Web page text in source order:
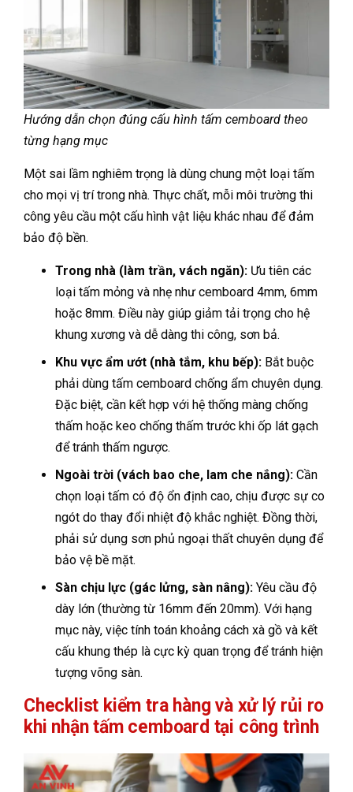
Hướng dẫn chọn đúng cấu hình tấm cemboard theo
từng hạng mục
Một sai lầm nghiêm trọng là dùng chung một loại tấm
cho mọi vị trí trong nhà. Thực chất, mỗi môi trường thi
công yêu cầu một cấu hình vật liệu khác nhau để đảm
bảo độ bền.
Trong nhà (làm trần, vách ngăn): Ưu tiên các
loại tấm mỏng và nhẹ như cemboard 4mm, 6mm
hoặc 8mm. Điều này giúp giảm tải trọng cho hệ
khung xương và dễ dàng thi công, sơn bả.
Khu vực ẩm ướt (nhà tắm, khu bếp): Bắt buộc
phải dùng tấm cemboard chống ẩm chuyên dụng.
Đặc biệt, cần kết hợp với hệ thống màng chống
thấm hoặc keo chống thấm trước khi ốp lát gạch
để tránh thấm ngược.
Ngoài trời (vách bao che, lam che nắng): Cần
chọn loại tấm có độ ổn định cao, chịu được sự co
ngót do thay đổi nhiệt độ khắc nghiệt. Đồng thời,
phải sử dụng sơn phủ ngoại thất chuyên dụng để
bảo vệ bề mặt.
Sàn chịu lực (gác lửng, sàn nâng): Yêu cầu độ
dày lớn (thường từ 16mm đến 20mm). Với hạng
mục này, việc tính toán khoảng cách xà gồ và kết
cấu khung thép là cực kỳ quan trọng để tránh hiện
tượng võng sàn.
Checklist kiểm tra hàng và xử lý rủi ro
khi nhận tấm cemboard tại công trình